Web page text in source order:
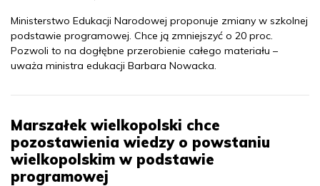
Ministerstwo Edukacji Narodowej proponuje zmiany w szkolnej
podstawie programowej. Chce ją zmniejszyć o 20 proc.
Pozwoli to na dogłębne przerobienie całego materiału –
uważa ministra edukacji Barbara Nowacka.
Marszałek wielkopolski chce
pozostawienia wiedzy o powstaniu
wielkopolskim w podstawie
programowej